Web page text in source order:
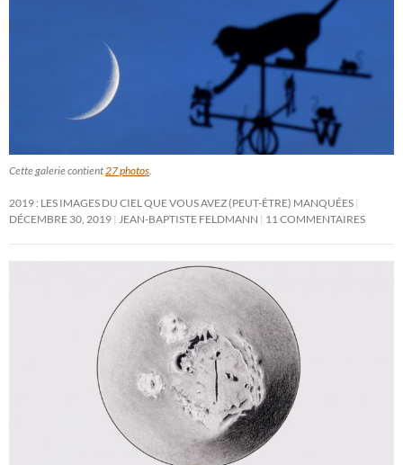
Cette galerie contient27 photos.
2019 : LES IMAGES DU CIEL QUE VOUS AVEZ (PEUT-ÊTRE) MANQUÉES
DÉCEMBRE 30, 2019 JEAN-BAPTISTE FELDMANN 11 COMMENTAIRES